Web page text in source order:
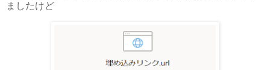
ましたけど